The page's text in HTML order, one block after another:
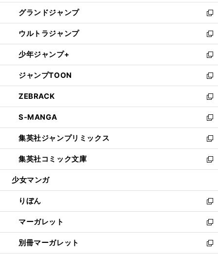
ウ
で
開
く
ン
ド
ウ
で
開
く
ウ
ィ
ン
ド
ウ
で
開
く
し
い
ウ
ィ
ン
ド
ウ
で
開
く
グランドジャンプ
新
し
い
ウ
ィ
ン
ド
ウ
で
開
く
ウルトラジャンプ
新
し
い
ウ
ィ
ン
ド
ウ
で
開
く
少年ジャンプ+
新
し
い
ウ
ィ
ン
ド
ウ
で
開
く
ジャンプTOON
新
し
い
ウ
ィ
ン
ド
ウ
で
開
ZEBRACK
新
し
い
ウ
ィ
ン
ド
ウ
開
く
S-MANGA
新
し
い
ウ
ィ
ン
ウ
で
開
く
集英社ジャンプリミックス
新
し
い
ウ
ン
ド
ウ
で
開
く
集英社コミック文庫
新
し
ウ
ィ
ン
ド
ウ
で
開
少女マンガ
りぼん
新
し
い
ウ
ィ
マーガレット
新
し
い
別冊マーガレット
新